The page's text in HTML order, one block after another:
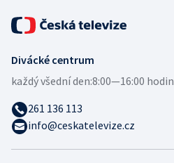
Divácké centrum
každý všední den:8:00—16:00 hodin
261 136 113
info@ceskatelevize.cz